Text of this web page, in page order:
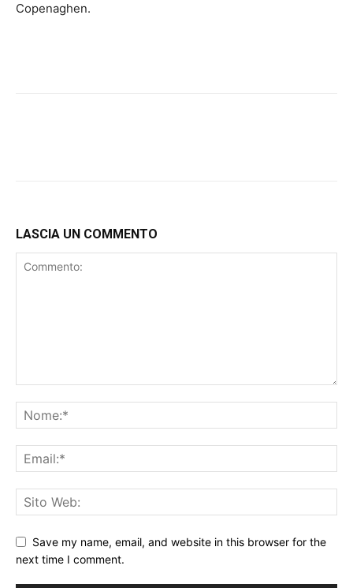
Copenaghen.
LASCIA UN COMMENTO
Save my name, email, and website in this browser for the
next time I comment.